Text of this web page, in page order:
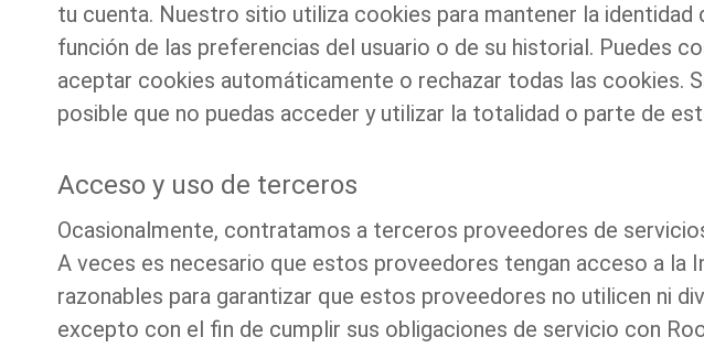
tu cuenta. Nuestro sitio utiliza cookies para mantener la
función de las preferencias del usuario o de su historial. Puedes
aceptar cookies automáticamente o rechazar todas las cookies.
posible que no puedas acceder y utilizar la totalidad o parte de
Acceso y uso de terceros
Ocasionalmente, contratamos a terceros proveedores de
A veces es necesario que estos proveedores tengan acceso a
razonables para garantizar que estos proveedores no utilicen ni
excepto con el fin de cumplir sus obligaciones de servicio con